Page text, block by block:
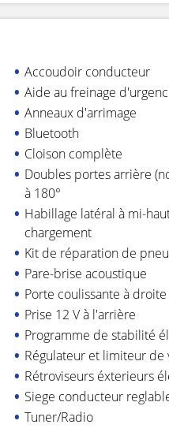
Accoudoir conducteur
Aide au freinage
Anneaux d'arrimage
Bluetooth
Cloison complète
Doubles portes arrière
à 180°
Habillage latéral à mi-
chargement
Kit de réparation de
Pare-brise acoustique
Porte coulissante à droite
Prise 12 V à l'arrière
Programme de stabilité
Régulateur et limiteur de
Rétroviseurs éxterieurs
Siege conducteur
Tuner/Radio